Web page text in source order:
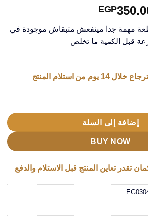
الأصلي
EGP
هو:
EGP350.00.
مهمة جدا مينفعش متبقاش موجودة في
قبل الكمية ما تخلص
من استلام المنتج
إضافة إلى السلة
BUY NOW
تقدر تعاين المنتج قبل الاستلام والدفع